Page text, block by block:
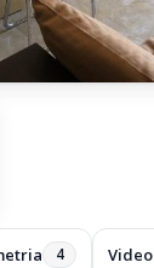
4 Video